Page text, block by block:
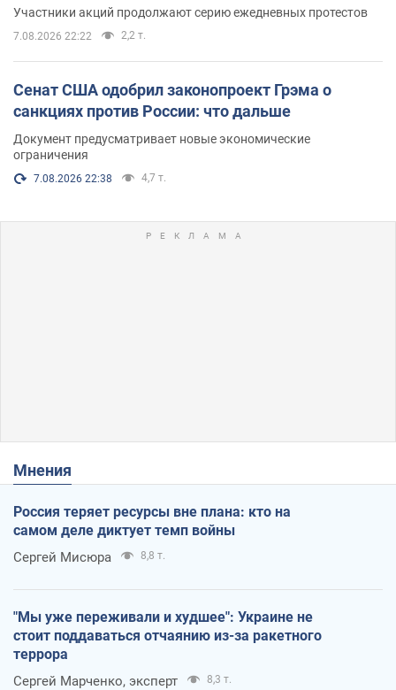
Участники акций продолжают серию ежедневных протестов
7.08.2026 22:22 2,2 т.
Сенат США одобрил законопроект Грэма о
санкциях против России: что дальше
Документ предусматривает новые экономические
ограничения
7.08.2026 22:38 4,7 т.
Мнения
Россия теряет ресурсы вне плана: кто на
самом деле диктует темп войны
Сергей Мисюра 8,8 т.
"Мы уже переживали и худшее": Украине не
стоит поддаваться отчаянию из-за ракетного
террора
Сергей Марченко, эксперт 8,3 т.